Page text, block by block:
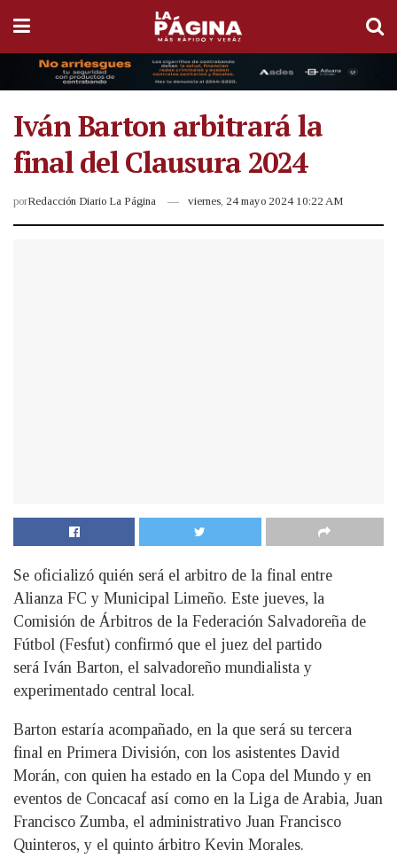
Iván Barton arbitrará la
final del Clausura 2024
porRedacción Diario La Página viernes, 24 mayo 2024 10:22 AM
Se oficializó quién será el arbitro de la final entre
Alianza FC y Municipal Limeño. Este jueves, la
Comisión de Árbitros de la Federación Salvadoreña de
Fútbol (Fesfut) confirmó que el juez del partido
será Iván Barton, el salvadoreño mundialista y
experimentado central local.
Barton estaría acompañado, en la que será su tercera
final en Primera División, con los asistentes David
Morán, con quien ha estado en la Copa del Mundo y en
eventos de Concacaf así como en la Liga de Arabia, Juan
Francisco Zumba, el administrativo Juan Francisco
Quinteros, y el quinto árbitro Kevin Morales.